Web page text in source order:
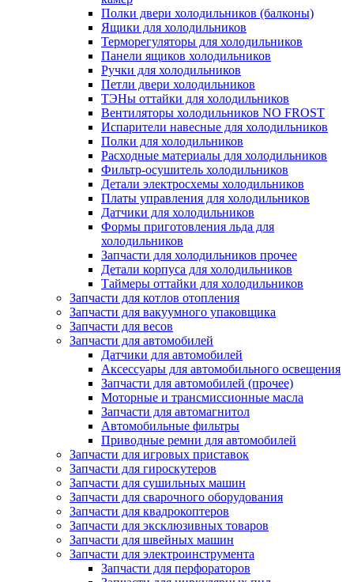
Полки двери холодильников (балконы)
Ящики для холодильников
Терморегуляторы для холодильников
Панели ящиков холодильников
Ручки для холодильников
Петли двери холодильников
ТЭНы оттайки для холодильников
Вентиляторы холодильников NO FROST
Испарители навесные для холодильников
Полки для холодильников
Расходные материалы для холодильников
Фильтр-осушитель холодильников
Детали электросхемы холодильников
Платы управления для холодильников
Датчики для холодильников
Формы приготовления льда для
холодильников
Запчасти для холодильников прочее
Детали корпуса для холодильников
Таймеры оттайки для холодильников
Запчасти для котлов отопления
Запчасти для вакуумного упаковщика
Запчасти для весов
Запчасти для автомобилей
Датчики для автомобилей
Аксессуары для автомобильного освещения
Запчасти для автомобилей (прочее)
Моторные и трансмиссионные масла
Запчасти для автомагнитол
Автомобильные фильтры
Приводные ремни для автомобилей
Запчасти для игровых приставок
Запчасти для гироскутеров
Запчасти для сушильных машин
Запчасти для сварочного оборудования
Запчасти для квадрокоптеров
Запчасти для эксклюзивных товаров
Запчасти для швейных машин
Запчасти для электроинструмента
Запчасти для перфораторов